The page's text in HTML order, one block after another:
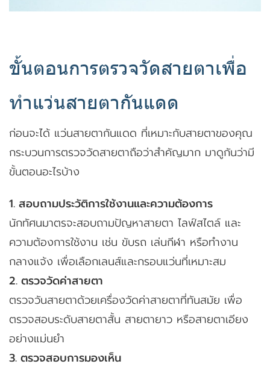
ขั้นตอนการตรวจวัดสายตาเพื่อ
ทำแว่นสายตากันแดด
ก่อนจะได้ แว่นสายตากันแดด ที่เหมาะกับสายตาของคุณ
กระบวนการตรวจวัดสายตาถือว่าสำคัญมาก มาดูกันว่ามี
ขั้นตอนอะไรบ้าง
1. สอบถามประวัติการใช้งานและความต้องการ
นักทัศนมาตรจะสอบถามปัญหาสายตา ไลฟ์สไตล์ และ
ความต้องการใช้งาน เช่น ขับรถ เล่นกีฬา หรือทำงาน
กลางแจ้ง เพื่อเลือกเลนส์และกรอบแว่นที่เหมาะสม
2. ตรวจวัดค่าสายตา
ตรวจวันสายตาด้วยเครื่องวัดค่าสายตาที่ทันสมัย เพื่อ
ตรวจสอบระดับสายตาสั้น สายตายาว หรือสายตาเอียง
อย่างแม่นยำ
3. ตรวจสอบการมองเห็น